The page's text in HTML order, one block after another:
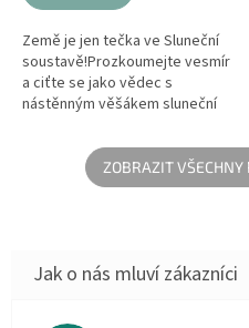
Země je jen tečka ve Sluneční
soustavě!Prozkoumejte vesmír
a ciťte se jako vědec s
nástěnným věšákem sluneční
ZOBRAZIT VŠECHNY